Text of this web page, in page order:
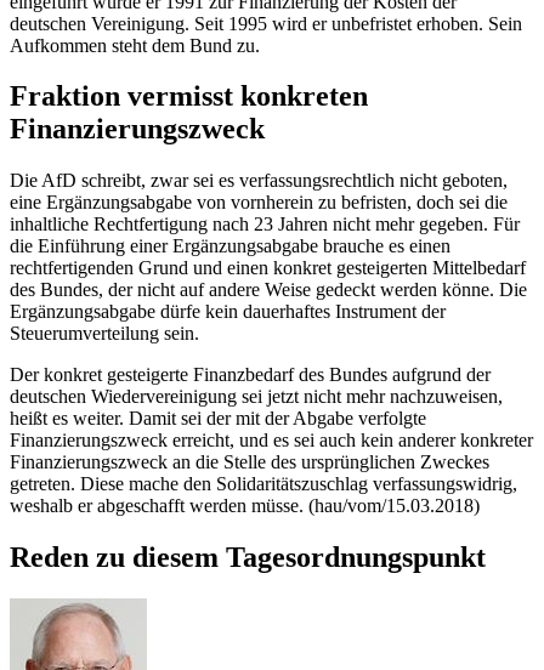
deutschen Vereinigung. Seit 1995 wird er unbefristet erhoben. Sein
Aufkommen steht dem Bund zu.
Fraktion vermisst konkreten
Finanzierungszweck
Die AfD schreibt, zwar sei es verfassungsrechtlich nicht geboten,
eine Ergänzungsabgabe von vornherein zu befristen, doch sei die
inhaltliche Rechtfertigung nach 23 Jahren nicht mehr gegeben. Für
die Einführung einer Ergänzungsabgabe brauche es einen
rechtfertigenden Grund und einen konkret gesteigerten Mittelbedarf
des Bundes, der nicht auf andere Weise gedeckt werden könne. Die
Ergänzungsabgabe dürfe kein dauerhaftes Instrument der
Steuerumverteilung sein.
Der konkret gesteigerte Finanzbedarf des Bundes aufgrund der
deutschen Wiedervereinigung sei jetzt nicht mehr nachzuweisen,
heißt es weiter. Damit sei der mit der Abgabe verfolgte
Finanzierungszweck erreicht, und es sei auch kein anderer konkreter
Finanzierungszweck an die Stelle des ursprünglichen Zweckes
getreten. Diese mache den Solidaritätszuschlag verfassungswidrig,
weshalb er abgeschafft werden müsse. (hau/vom/15.03.2018)
Reden zu diesem Tagesordnungspunkt